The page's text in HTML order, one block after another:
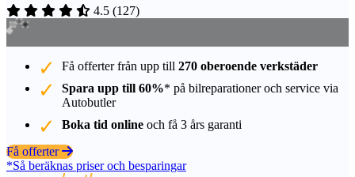
4.5 (127)
Få offerter från upp till 270 oberoende verkstäder
Spara upp till 60%* på bilreparationer och service via
Autobutler
Boka tid online och få 3 års garanti
Få offerter
*Så beräknas priser och besparingar